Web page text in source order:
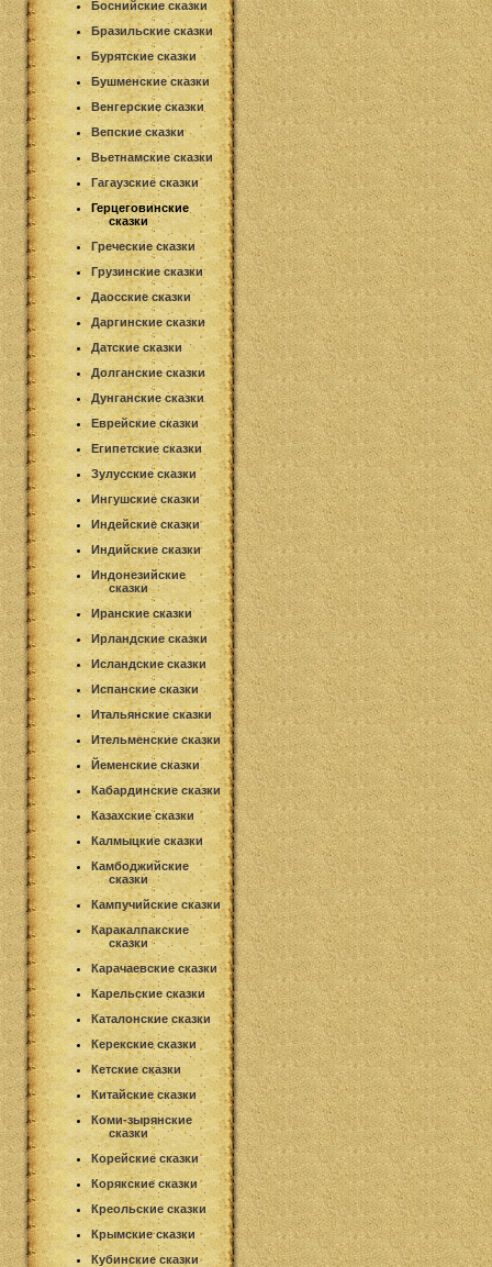
Боснийские сказки
Бразильские сказки
Бурятские сказки
Бушменские сказки
Венгерские сказки
Вепские сказки
Вьетнамские сказки
Гагаузские сказки
Герцеговинские
сказки
Греческие сказки
Грузинские сказки
Даосские сказки
Даргинские сказки
Датские сказки
Долганские сказки
Дунганские сказки
Еврейские сказки
Египетские сказки
Зулусские сказки
Ингушские сказки
Индейские сказки
Индийские сказки
Индонезийские
сказки
Иранские сказки
Ирландские сказки
Исландские сказки
Испанские сказки
Итальянские сказки
Ительменские сказки
Йеменские сказки
Кабардинские сказки
Казахские сказки
Калмыцкие сказки
Камбоджийские
сказки
Кампучийские сказки
Каракалпакские
сказки
Карачаевские сказки
Карельские сказки
Каталонские сказки
Керекские сказки
Кетские сказки
Китайские сказки
Коми-зырянские
сказки
Корейские сказки
Корякские сказки
Креольские сказки
Крымские сказки
Кубинские сказки